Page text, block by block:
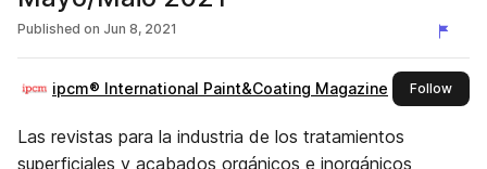
Published on Jun 8, 2021
ipcm® International Paint&Coating Magazine Followthis
Las revistas para la industria de los tratamientos
superficiales y acabados orgánicos e inorgánicos